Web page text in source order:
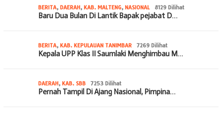
BERITA, DAERAH, KAB. MALTENG, NASIONAL 8129 Dilihat
Baru Dua Bulan Di Lantik Bapak pejabat D…
BERITA, KAB. KEPULAUAN TANIMBAR 7269 Dilihat
Kepala UPP Klas II Saumlaki Menghimbau M…
DAERAH, KAB. SBB 7253 Dilihat
Pernah Tampil Di Ajang Nasional, Pimpina…